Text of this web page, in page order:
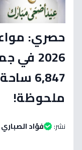
حصري:
2026
6,847
ملحوظة!
نشر: فؤاد الصباري